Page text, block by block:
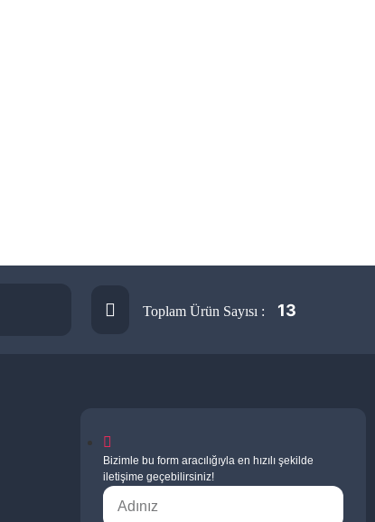
Toplam Ürün Sayısı : 13
Bizimle bu form aracılığıyla en hızılı şekilde
iletişime geçebilirsiniz!